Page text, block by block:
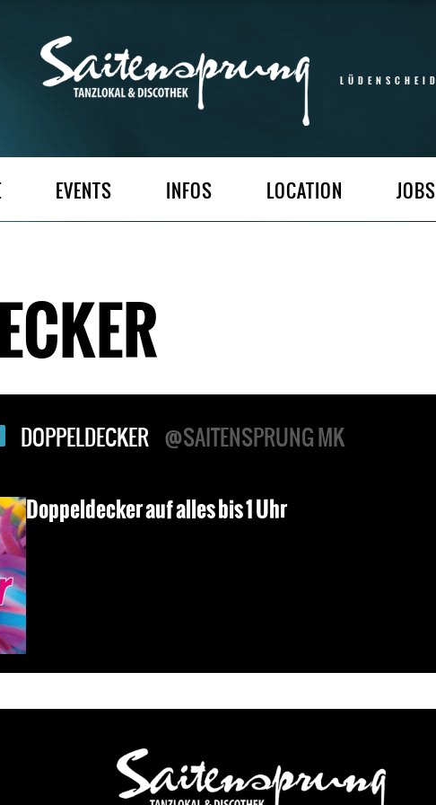
LÜDENSCHEID
EVENTS INFOS LOCATION JOBS
DOPPELDECKER @SAITENSPRUNG MK
Doppeldecker auf alles bis 1 Uhr